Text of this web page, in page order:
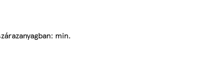
min.